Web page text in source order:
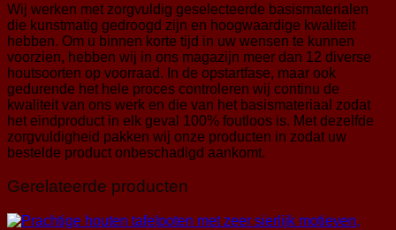
Wij werken met zorgvuldig geselecteerde basismaterialen
die kunstmatig gedroogd zijn en hoogwaardige kwaliteit
hebben. Om u binnen korte tijd in uw wensen te kunnen
voorzien, hebben wij in ons magazijn meer dan 12 diverse
houtsoorten op voorraad. In de opstartfase, maar ook
gedurende het hele proces controleren wij continu de
kwaliteit van ons werk en die van het basismateriaal zodat
het eindproduct in elk geval 100% foutloos is. Met dezelfde
zorgvuldigheid pakken wij onze producten in zodat uw
bestelde product onbeschadigd aankomt.
Gerelateerde producten